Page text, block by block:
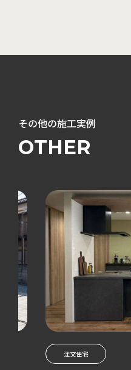
その他の施工実例
OTHER
注文住宅